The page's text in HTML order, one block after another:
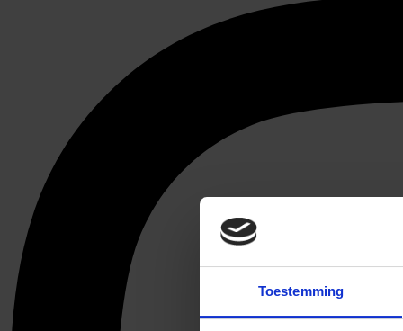
Toestemming